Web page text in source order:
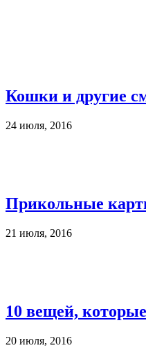
Кошки и другие
24 июля, 2016
Прикольные
21 июля, 2016
10 вещей,
20 июля, 2016